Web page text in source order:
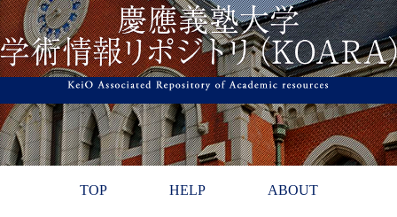
TOP HELP ABOUT